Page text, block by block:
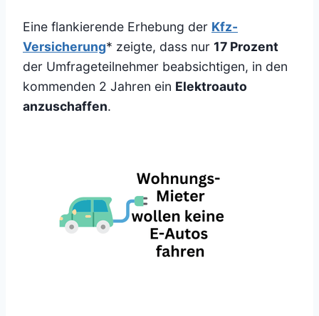
Eine flankierende Erhebung der Kfz-
Versicherung* zeigte, dass nur 17 Prozent
der Umfrageteilnehmer beabsichtigen, in den
kommenden 2 Jahren ein Elektroauto
anzuschaffen.